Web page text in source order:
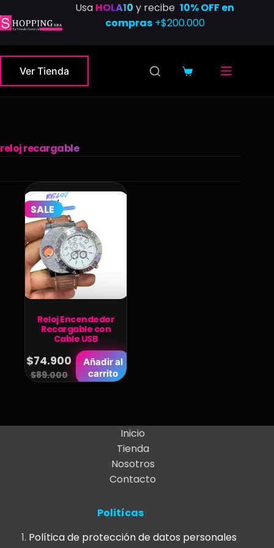
al
Usa HOLA10 y recibe10% OFF en
compras+$200.000
Ver Tienda
Carro
reloj recargable
SALE
Reloj Encendedor
Recargable con
Cable USB
$89.000
Original
$89.000.
$74.900
Current
$74.900.
Añadir al
carrito
Inicio
Tienda
Nosotros
Contacto
Politícas
Política de protección de datos personales